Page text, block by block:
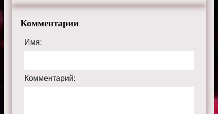
Комментарии
Имя:
Комментарий: